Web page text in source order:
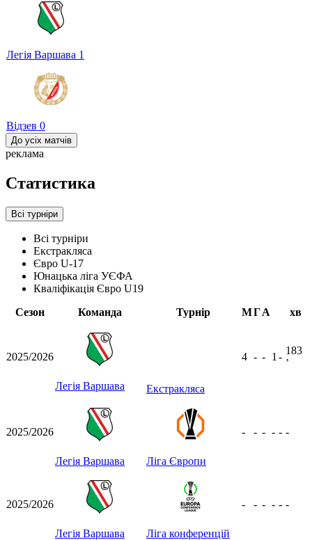
Легія Варшава 1
Відзев 0
До усіх матчів
реклама
Статистика
Всі турніри
Всі турніри
Екстракляса
Євро U-17
Юнацька ліга УЄФА
Кваліфікація Євро U19
Сезон
Команда Турнір МГА хв
2025/2026
Легія Варшава Екстракляса
4 - - 1 -
183
ʼ
2025/2026
Легія Варшава Ліга Європи
- - - - - -
2025/2026
Легія Варшава Ліга конференцій
- - - - - -